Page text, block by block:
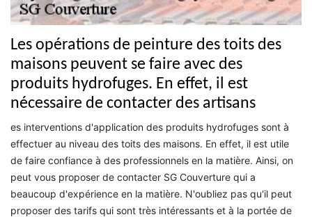
Les opérations de peinture des toits des
maisons peuvent se faire avec des
produits hydrofuges. En effet, il est
nécessaire de contacter des artisans
es interventions d'application des produits hydrofuges sont à
effectuer au niveau des toits des maisons. En effet, il est utile
de faire confiance à des professionnels en la matière. Ainsi, on
peut vous proposer de contacter SG Couverture qui a
beaucoup d'expérience en la matière. N'oubliez pas qu'il peut
proposer des tarifs qui sont très intéressants et à la portée de